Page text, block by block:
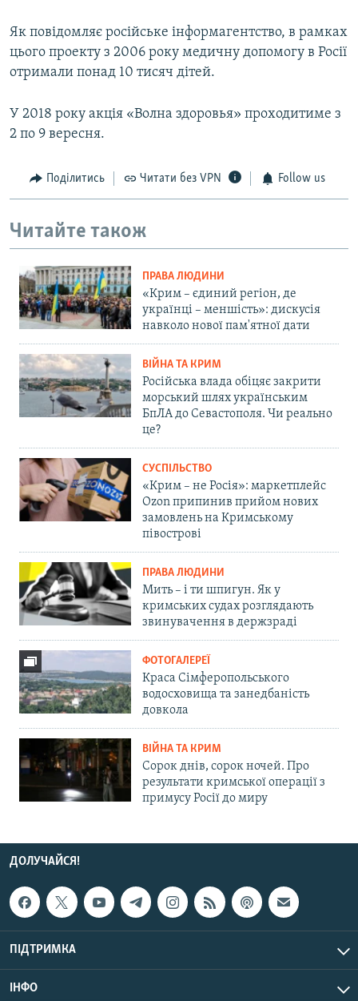
Як повідомляє російське інформагентство, в рамках
цього проекту з 2006 року медичну допомогу в Росії
отримали понад 10 тисяч дітей.
У 2018 року акція «Волна здоровья» проходитиме з
2 по 9 вересня.
Поділитись Читати без VPN Follow us
Читайте також
ПРАВА ЛЮДИНИ
«Крим – єдиний регіон, де
українці – меншість»: дискусія
навколо нової пам'ятної дати
ВІЙНА ТА КРИМ
Російська влада обіцяє закрити
морський шлях українським
БпЛА до Севастополя. Чи реально
це?
СУСПІЛЬСТВО
«Крим – не Росія»: маркетплейс
Ozon припинив прийом нових
замовлень на Кримському
півострові
ПРАВА ЛЮДИНИ
Мить – і ти шпигун. Як у
кримських судах розглядають
звинувачення в держзраді
ФОТОГАЛЕРЕЇ
Краса Сімферопольського
водосховища та занедбаність
довкола
ВІЙНА ТА КРИМ
Сорок днів, сорок ночей. Про
результати кримської операції з
примусу Росії до миру
ДОЛУЧАЙСЯ!
ПІДТРИМКА
ІНФО